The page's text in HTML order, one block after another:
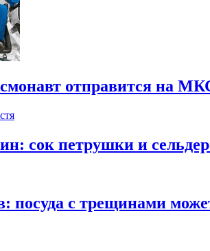
отправится на
сок петрушки и
посуда с трещинами